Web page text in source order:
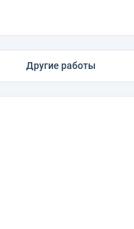
Другие работы